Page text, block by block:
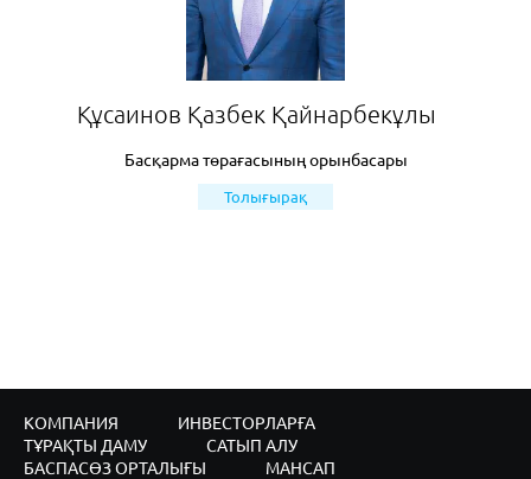
Құсаинов Қазбек Қайнарбекұлы
Басқарма төрағасының орынбасары
Толығырақ
КОМПАНИЯ
ИНВЕСТОРЛАРҒА
ТҰРАҚТЫ ДАМУ
САТЫП АЛУ
БАСПАСӨЗ ОРТАЛЫҒЫ
МАНСАП